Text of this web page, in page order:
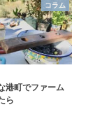
コラム
港町でファーム
ら